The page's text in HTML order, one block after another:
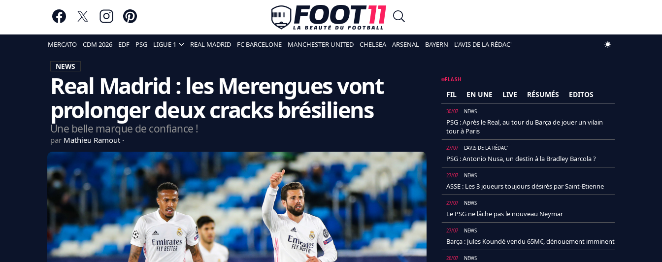
MERCATO CDM 2026 EDF PSG LIGUE 1 REAL MADRID FC BARCELONE MANCHESTER UNITED CHELSEA ARSENAL BAYERN L'AVIS DE LA RÉDAC'
NEWS
Real Madrid : les Merengues vont
prolonger deux cracks brésiliens
Une belle marque de confiance !
par Mathieu Ramout
FLASH
FIL EN UNE LIVE RÉSUMÉS EDITOS
30/07 NEWS
PSG : Après le Real, au tour du Barça de jouer un vilain
tour à Paris
27/07 L'AVIS DE LA RÉDAC'
PSG : Antonio Nusa, un destin à la Bradley Barcola ?
27/07 NEWS
ASSE : Les 3 joueurs toujours désirés par Saint-Etienne
27/07 NEWS
Le PSG ne lâche pas le nouveau Neymar
27/07 NEWS
Barça : Jules Koundé vendu 65M€, dénouement imminent
26/07 NEWS